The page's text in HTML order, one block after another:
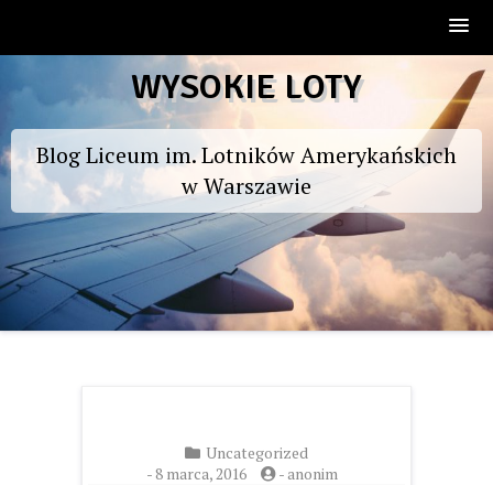
to
WYSOKIE LOTY
Blog Liceum im. Lotników Amerykańskich
w Warszawie
Uncategorized
-8 marca, 2016 -anonim